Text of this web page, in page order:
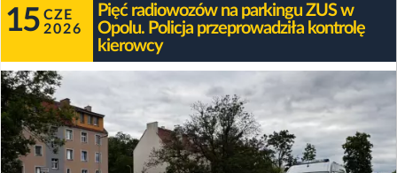
15 CZE
2026
Pięć radiowozów na parkingu ZUS w
Opolu. Policja przeprowadziła kontrolę
kierowcy